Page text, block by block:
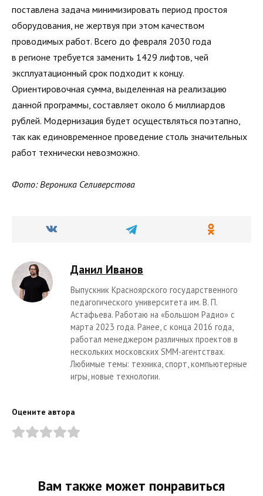
поставлена задача минимизировать период простоя
оборудования, не жертвуя при этом качеством
проводимых работ. Всего до февраля 2030 года
в регионе требуется заменить 1429 лифтов, чей
эксплуатационный срок подходит к концу.
Ориентировочная сумма, выделенная на реализацию
данной программы, составляет около 6 миллиардов
рублей. Модернизация будет осуществляться поэтапно,
так как единовременное проведение столь значительных
работ технически невозможно.
Фото: Вероника Селиверстова
Данил Иванов
Выпускник Красноярского государственного
педагогического университета им. В. П.
Астафьева. Работаю на «Большом Радио» с
марта 2023 года. Ранее, с конца 2016 года,
работал менеджером различных проектов в
нескольких московских SMM-агентствах.
Любимые темы: техника, спорт, компьютерные
игры, новые технологии.
Оцените автора
Вам также может понравиться